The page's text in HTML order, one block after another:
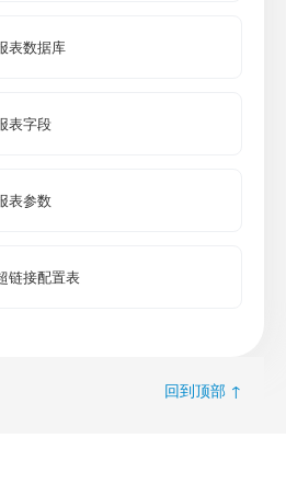
表数据库
表字段
表参数
链接配置表
回到顶部 ↑